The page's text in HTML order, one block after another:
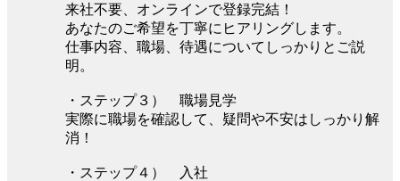
来社不要、オンラインで登録完結！
あなたのご希望を丁寧にヒアリングします。
仕事内容、職場、待遇についてしっかりとご説
明。
・ステップ３） 職場見学
実際に職場を確認して、疑問や不安はしっかり解
消！
・ステップ４） 入社